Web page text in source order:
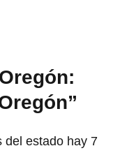
del estado hay 7